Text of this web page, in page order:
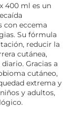
400 ml es un
con eccema
Su fórmula
reducir la
cutánea,
Gracias a
cutáneo,
extrema y
y adultos,